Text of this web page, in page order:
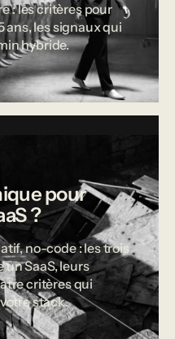
: les critères pour
ans, les signaux qui
hybride.
pour
?
no-code : les trois
SaaS, leurs
critères qui
stack.